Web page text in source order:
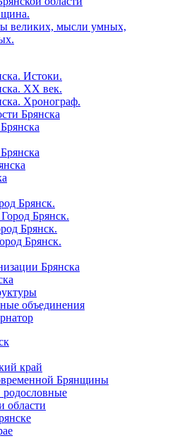
великих, мысли умных,
Истоки.
XX век.
Хронограф.
Брянска
Брянск.
Брянск.
Брянск.
Брянск.
Брянска
объединения
край
Брянщины
области